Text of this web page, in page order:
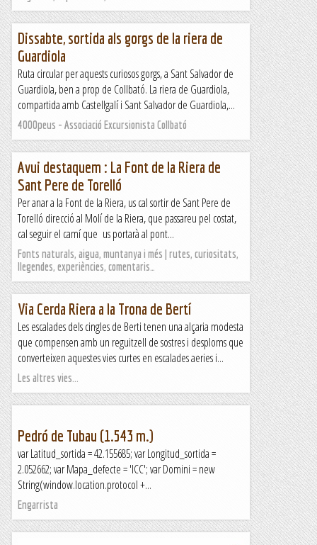
Dissabte, sortida als gorgs de la riera de
Guardiola
Ruta circular per aquests curiosos gorgs, a Sant Salvador de
Guardiola, ben a prop de Collbató. La riera de Guardiola,
compartida amb Castellgalí i Sant Salvador de Guardiola,...
4000peus - Associació Excursionista Collbató
Avui destaquem : La Font de la Riera de
Sant Pere de Torelló
Per anar a la Font de la Riera, us cal sortir de Sant Pere de
Torelló direcció al Molí de la Riera, que passareu pel costat,
cal seguir el camí que us portarà al pont...
Fonts naturals, aigua, muntanya i més | rutes, curiositats,
llegendes, experiències, comentaris…
Via Cerda Riera a la Trona de Bertí
Les escalades dels cingles de Berti tenen una alçaria modesta
que compensen amb un reguitzell de sostres i desploms que
converteixen aquestes vies curtes en escalades aeries i...
Les altres vies...
Pedró de Tubau (1.543 m.)
var Latitud_sortida = 42.155685; var Longitud_sortida =
2.052662; var Mapa_defecte = 'ICC'; var Domini = new
String(window.location.protocol +...
Engarrista